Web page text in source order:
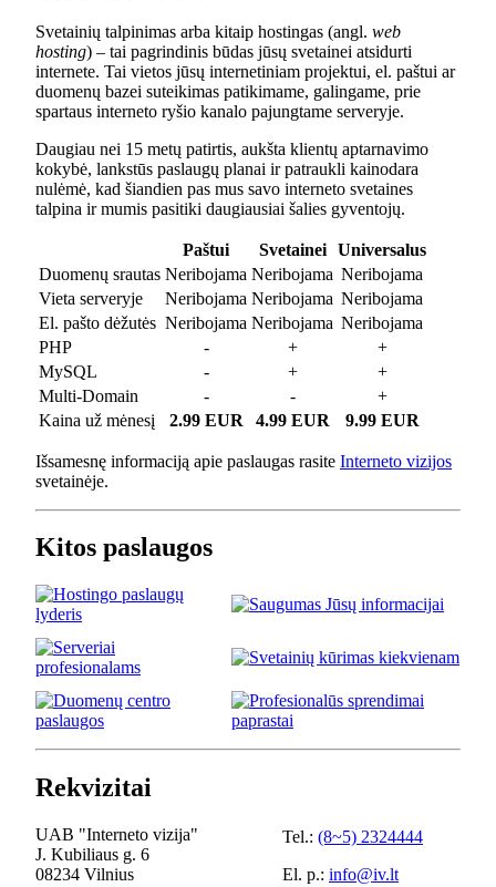
Svetainių talpinimas arba kitaip hostingas (angl. web
hosting) – tai pagrindinis būdas jūsų svetainei atsidurti
internete. Tai vietos jūsų internetiniam projektui, el. paštui ar
duomenų bazei suteikimas patikimame, galingame, prie
spartaus interneto ryšio kanalo pajungtame serveryje.
Daugiau nei 15 metų patirtis, aukšta klientų aptarnavimo
kokybė, lankstūs paslaugų planai ir patraukli kainodara
nulėmė, kad šiandien pas mus savo interneto svetaines
talpina ir mumis pasitiki daugiausiai šalies gyventojų.
Paštui Svetainei
Universalus
Duomenų srautas Neribojama Neribojama Neribojama
Vieta serveryje
Neribojama Neribojama Neribojama
El. pašto dėžutės Neribojama Neribojama Neribojama
PHP
- +
+
MySQL
- +
+
Multi-Domain
- -
+
Kaina už mėnesį
2.99 EUR 4.99 EUR 9.99 EUR
Išsamesnę informaciją apie paslaugas rasite Interneto vizijos
svetainėje.
Kitos paslaugos
Rekvizitai
UAB "Interneto vizija"
J. Kubiliaus g. 6
08234 Vilnius
Tel.: (8~5) 2324444
El. p.: info@iv.lt